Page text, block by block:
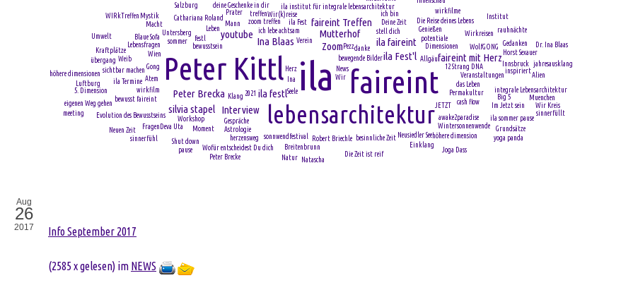
ila
Peter Kittl faireint
lebensarchitektur
ila Fest'l
Ina Blaas ila faireint
Zoom
Peter Brecka
faireint mit Herz
ila festl
Mutterhof
Interview
youtube
silvia stapel
faireint Treffen
cash flow
bewegende Bilder
stell dich
ich lebe achtsam
JETZT
Veranstaltungen
Workshop
potentiale
ila Fest
Allgäu
zoom treffen
Dimensionen
Gespräche
Robert Briechle
Permakultur
Untersberg
Pezz
Verein
Leben
bewusstsein
treffen
Astrologie
ila institut für integrale lebensarchitektur
bewusst faireint
integrale Lebensarchitektur
awake2paradise
Cathariana Roland
ila Termine
sonnwendfestival
Moment
Genießen
Deine Zeit
das Leben
Im Jetzt sein
Breitenbrunn
Neusiedler See
Wir(k)reise
Atem
Klang
Gong
WolfGONG
Deva Uta
Blaue Sofa
News
sichtbar machen
Wien
Wintersonnenwende
besinnliche Zeit
deine Geschenke in dir
Wofür entscheidest Du dich
Wirkreisen
Luftburg
Prater wirkfilme
Innsbruck
Seele
Evolution des Bewusstseins
wirkfilm
ich bin
Die Reise deines Lebens
Fragen
Lebensfragen Gedanken
12 Strang DNA
Alien
Macht
Die Zeit ist reif
5. Dimension
Shut down
Joga Dass
Horst Sexauer
festl
Salzburg
Mystik
Kraftplätze
höhere dimension
rauhnächte
danke
jahresausklang
herzensweg
übergang
2021 Big 5
Grundsätze
sinnerfüllt
Umwelt
Natur
Peter Brecke
inspiriert
sinnerfühl
Einklang
Institut
Herz
Wir
höhere dimensionen
ila sommer pause
sommer
pause
Weib
Mann
Neuen Zeit
Wir Kreis
meeting
yoga panda
Natascha
Dr. Ina Blaas
Ina
Muenchen
eigenen Weg gehen
WIRkTreffen
Info September 2017
(2585 x gelesen) im NEWS
Aug
26
2017